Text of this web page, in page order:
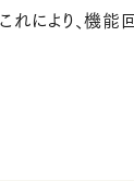
れにより、機